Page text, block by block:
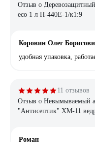
Отзыв о
eco 1 л Н-440E-1/к1:9
Коровин Олег
удобная упаковка,
11 отзывов
Отзыв о Невымываемый
"Антисептик" ХМ-11
Роман